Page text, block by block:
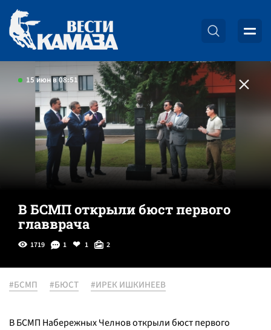
15 июн в 08:51
В БСМП открыли бюст первого
главврача
1719 1 1 2
#БСМП #БЮСТ #ИРЕК ИШКИНЕЕВ
В БСМП Набережных Челнов открыли бюст первого